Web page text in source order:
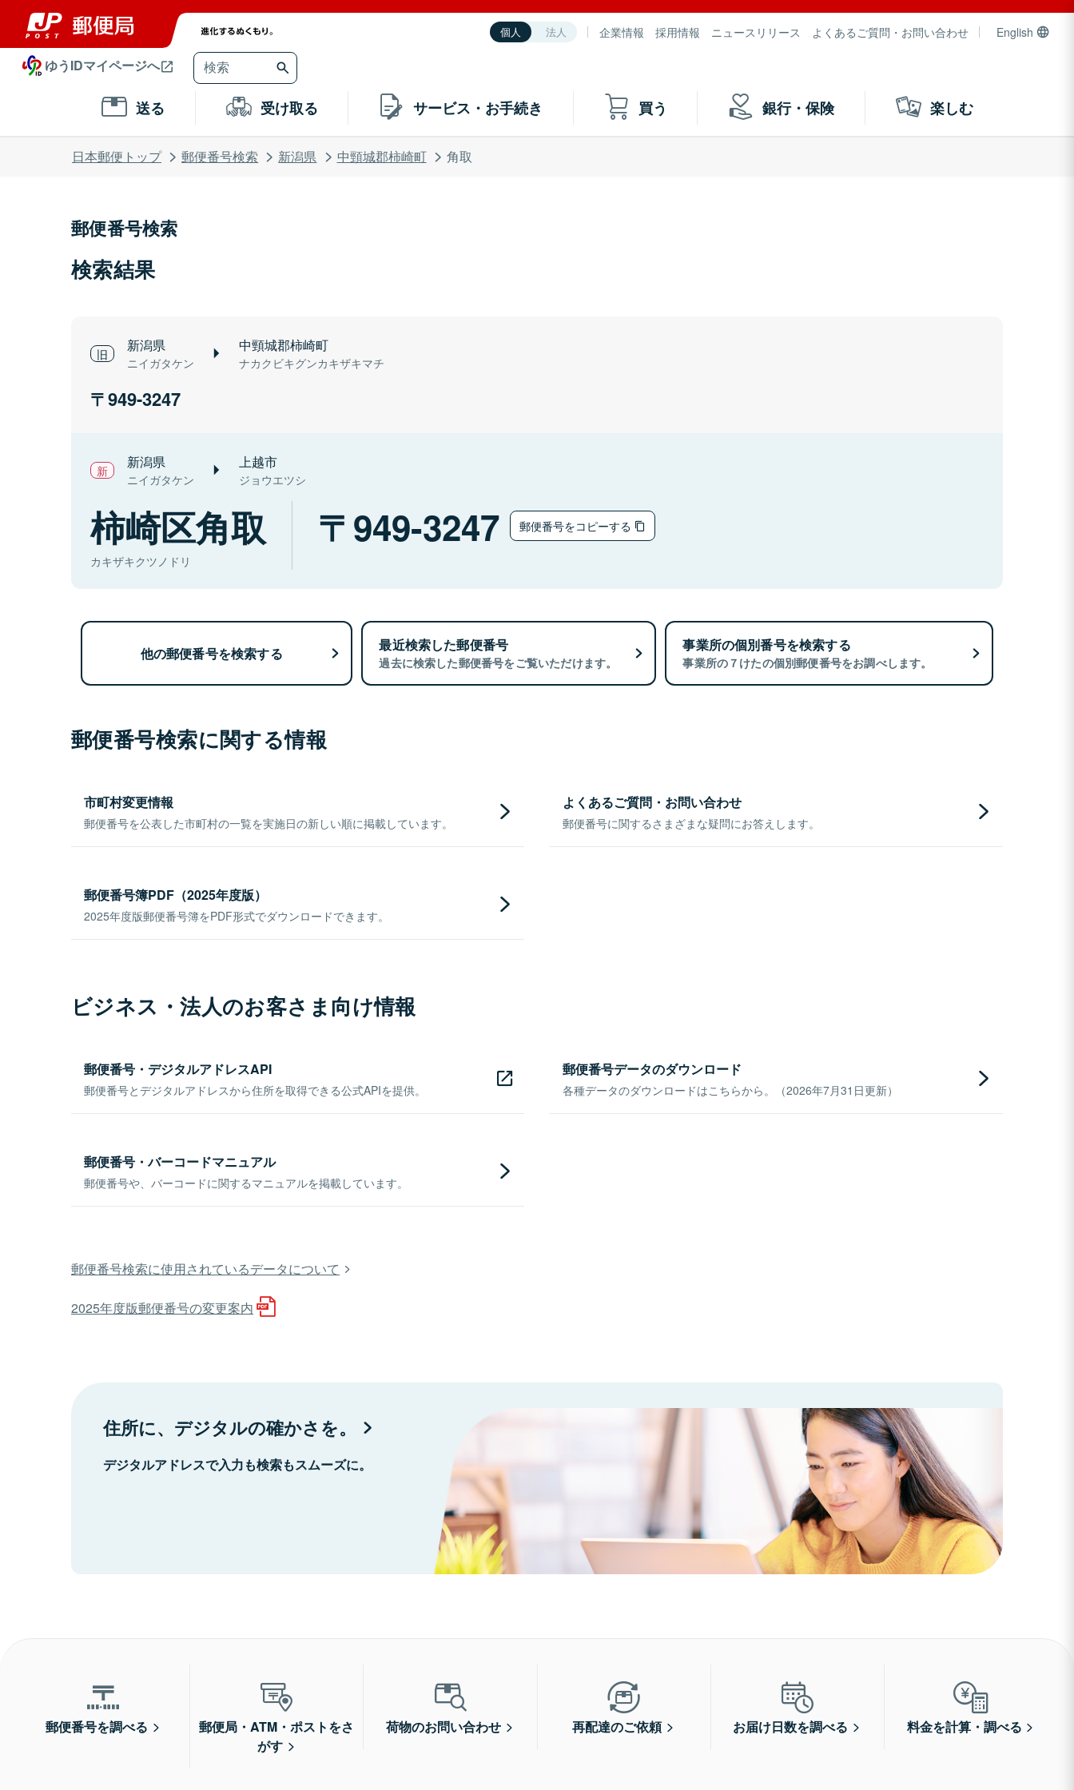
個人 法人 企業情報 採用情報 ニュースリリース よくあるご質問・お問い合わせ English
ゆうIDマイページへ
送る 受け取る サービス・お手続き 買う 銀行・保険 楽しむ
日本郵便トップ 郵便番号検索 新潟県 中頸城郡柿崎町 角取
郵便番号検索
検索結果
新潟県
ニイガタケン
中頸城郡柿崎町
ナカクビキグンカキザキマチ
949-3247
新潟県
ニイガタケン
上越市
ジョウエツシ
柿崎区角取
カキザキクツノドリ
949-3247 郵便番号をコピーする
他の郵便番号を検索する 最近検索した郵便番号
過去に検索した郵便番号をご覧いただけます。
事業所の個別番号を検索する
事業所の７けたの個別郵便番号をお調べします。
郵便番号検索に関する情報
市町村変更情報
郵便番号を公表した市町村の一覧を実施日の新しい順に掲載しています。
よくあるご質問・お問い合わせ
郵便番号に関するさまざまな疑問にお答えします。
郵便番号簿PDF（2025年度版）
2025年度版郵便番号簿をPDF形式でダウンロードできます。
ビジネス・法人のお客さま向け情報
郵便番号・デジタルアドレスAPI
郵便番号とデジタルアドレスから住所を取得できる公式APIを提供。
郵便番号データのダウンロード
各種データのダウンロードはこちらから。（2026年7月31日更新）
郵便番号・バーコードマニュアル
郵便番号や、バーコードに関するマニュアルを掲載しています。
郵便番号検索に使用されているデータについて
2025年度版郵便番号の変更案内
住所に、デジタルの確かさを。
デジタルアドレスで入力も検索もスムーズに。
郵便番号を調べる
郵便局・ATM・ポストをさ
がす
荷物のお問い合わせ 再配達のご依頼 お届け日数を調べる 料金を計算・調べる